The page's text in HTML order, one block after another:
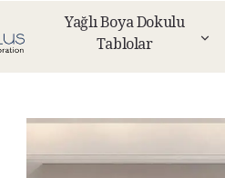
Yağlı Boya Dokulu
Tablolar